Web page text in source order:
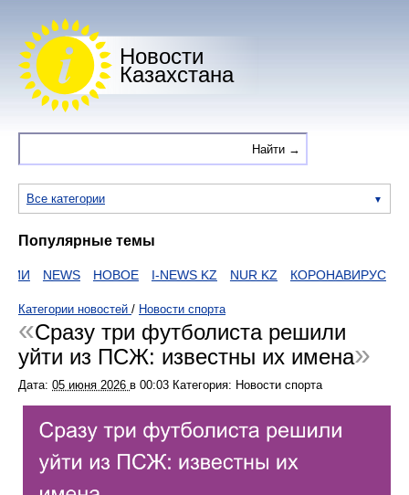
Новости
Казахстана
Все категории
Популярные темы
NEWS НОВОЕ I-NEWS KZ NUR KZ КОРОНАВИРУС
Категории новостей / Новости спорта
Сразу три футболиста решили
уйти из ПСЖ: известны их имена
Дата: 05 июня 2026 в 00:03 Категория: Новости спорта